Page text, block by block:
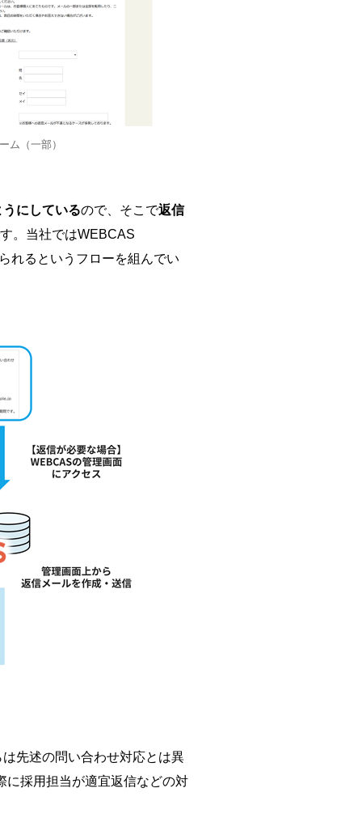
ム（一部）
にしているので、そこで返信
。当社ではWEBCAS
れるというフローを組んでい
は先述の問い合わせ対応とは異
に採用担当が適宜返信などの対